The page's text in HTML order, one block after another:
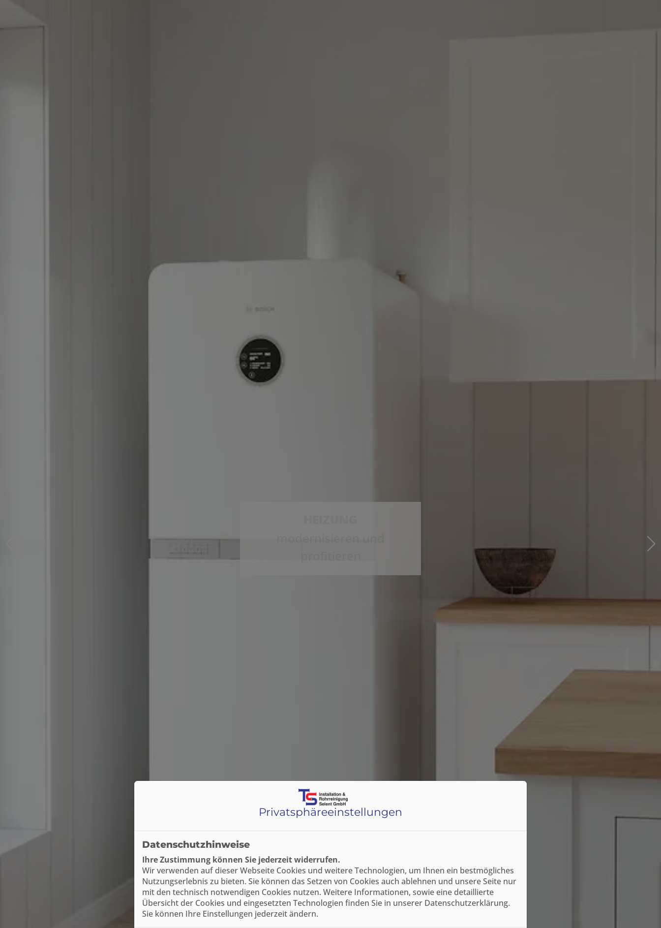
Privatsphäre­einstellungen
Datenschutzhinweise
Ihre Zustimmung können Sie jederzeit widerrufen.
Wir verwenden auf dieser Webseite Cookies und weitere Technologien, um Ihnen ein bestmögliches
Nutzungserlebnis zu bieten. Sie können das Setzen von Cookies auch ablehnen und unsere Seite nur
mit den technisch notwendigen Cookies nutzen. Weitere Informationen, sowie eine detaillierte
Übersicht der Cookies und eingesetzten Technologien finden Sie in unserer Datenschutzerklärung.
Sie können Ihre Einstellungen jederzeit ändern.